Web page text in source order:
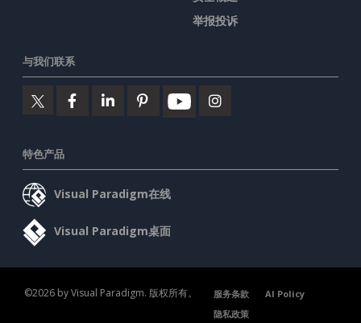
举报投诉
与我们联系
特色产品
Visual Paradigm在线
Visual Paradigm桌面
©2026 by Visual Paradigm. 版权所有。 服务条款
AI Policy
隐私政策